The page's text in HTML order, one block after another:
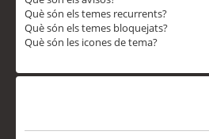
Què són els temes recurrents?
Què són els temes bloquejats?
Què són les icones de tema?